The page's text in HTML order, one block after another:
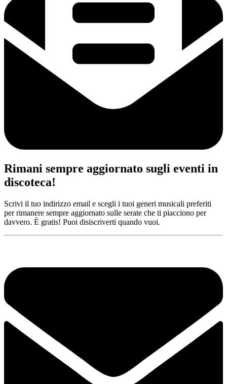
Rimani sempre aggiornato sugli eventi in
discoteca!
Scrivi il tuo indirizzo email e scegli i tuoi generi musicali preferiti
per rimanere sempre aggiornato sulle serate che ti piacciono per
davvero. È gratis! Puoi disiscriverti quando vuoi.